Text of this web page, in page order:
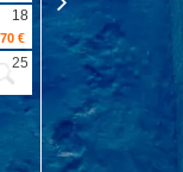
18
€
25
09
1.329 €
16
1.137 €
23